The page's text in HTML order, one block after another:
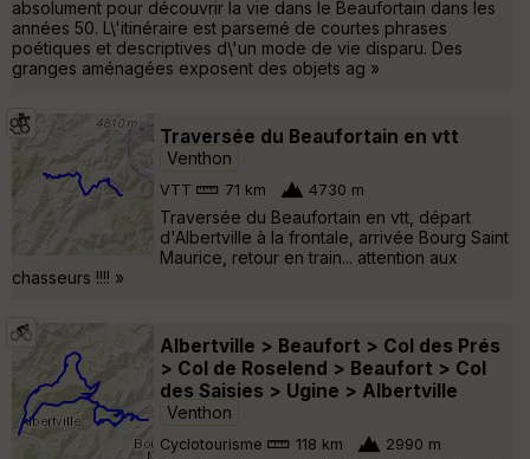
absolument pour découvrir la vie dans le Beaufortain dans les
années 50. L\'itinéraire est parsemé de courtes phrases
poétiques et descriptives d\'un mode de vie disparu. Des
granges aménagées exposent des objets ag »
Traversée du Beaufortain en vtt
Venthon
VTT 71 km 4730 m
Traversée du Beaufortain en vtt, départ
d'Albertville à la frontale, arrivée Bourg Saint
Maurice, retour en train... attention aux
chasseurs !!!! »
Albertville > Beaufort > Col des Prés
> Col de Roselend > Beaufort > Col
des Saisies > Ugine > Albertville
Venthon
Cyclotourisme 118 km 2990 m